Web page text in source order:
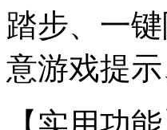
踏步、一
意游戏提